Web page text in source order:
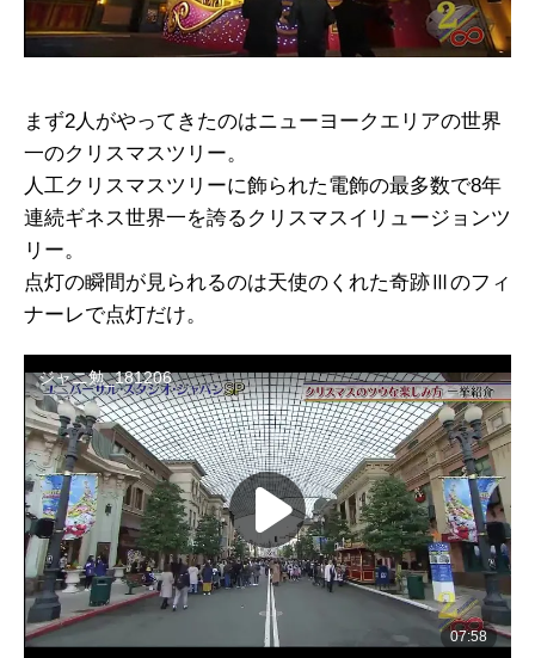
まず2人がやってきたのはニューヨークエリアの世界
一のクリスマスツリー。
人工クリスマスツリーに飾られた電飾の最多数で8年
連続ギネス世界一を誇るクリスマスイリュージョンツ
リー。
点灯の瞬間が見られるのは天使のくれた奇跡Ⅲのフィ
ナーレで点灯だけ。